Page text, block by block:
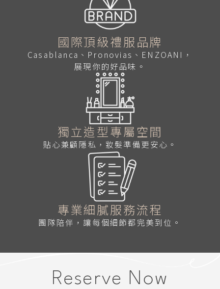
國際頂級禮服品牌
Casablanca、Pronovias、ENZOANI，
展現你的好品味。
獨立造型專屬空間
貼心兼顧隱私，妝髮準備更安心。
專業細膩服務流程
團隊陪伴，讓每個細節都完美到位。
Reserve Now